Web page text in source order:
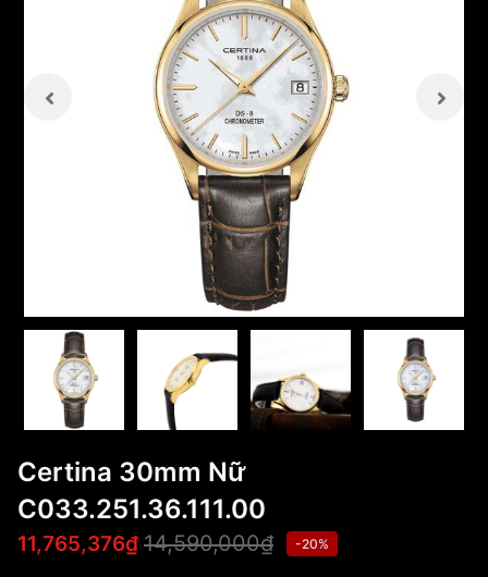
Certina 30mm Nữ
C033.251.36.111.00
11,765,376₫ 14,590,000₫ -20%